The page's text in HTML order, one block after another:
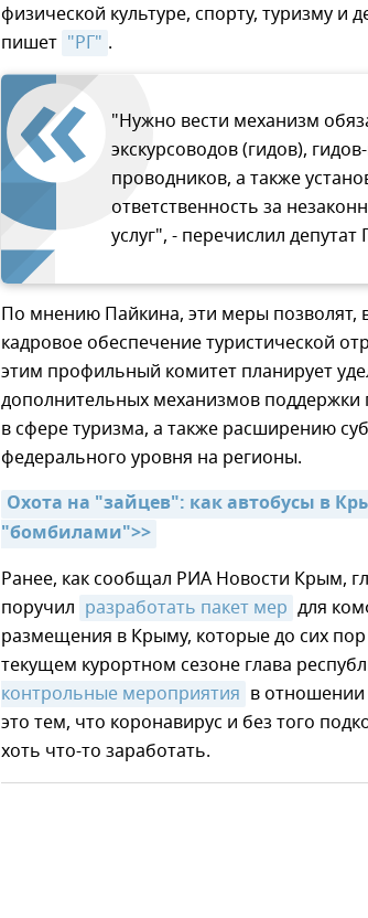
физической культуре, спорту, туризму
пишет "РГ" .
"Нужно вести механизм
экскурсоводов (гидов),
проводников, а также
ответственность за
услуг", - перечислил депутат
По мнению Пайкина, эти меры позволят,
кадровое обеспечение туристической
этим профильный комитет планирует
дополнительных механизмов
в сфере туризма, а также расширению
федерального уровня на регионы.
Охота на "зайцев": как автобусы в
"бомбилами">>
Ранее, как сообщал РИА Новости Крым,
поручил разработать пакет мер для
размещения в Крыму, которые до сих
текущем курортном сезоне глава
контрольные мероприятия в отношении
это тем, что коронавирус и без того
хоть что-то заработать.